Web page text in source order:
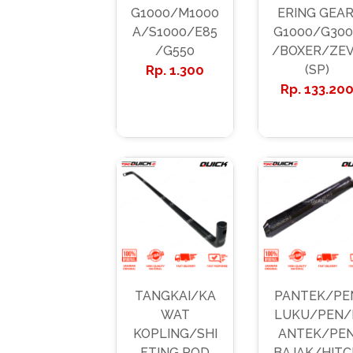
G1000/M1000
A/S1000/E85
/G550
1.300
ERING
G1000/
/BOXER/
(SP)
133.200
TANGKAI/KA
WAT
KOPLING/SHI
PANTEK/
LUKU/PEN/
ANTEK/